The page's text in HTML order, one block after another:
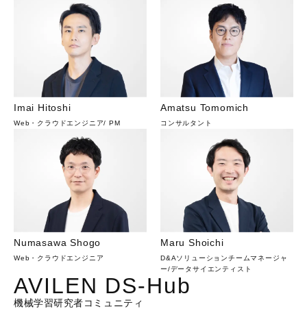
Imai Hitoshi
Web・クラウドエンジニア/PM
Amatsu Tomomich
コンサルタント
Numasawa Shogo
Web・クラウドエンジニア
Maru Shoichi
D&Aソリューションチームマネージャ
ー/データサイエンティスト
AVILEN DS-Hub
機械学習研究者コミュニティ